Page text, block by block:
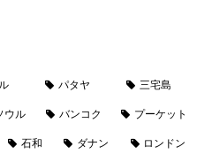
パタヤ 三宅島
ウル バンコク プーケット
石和 ダナン ロンドン